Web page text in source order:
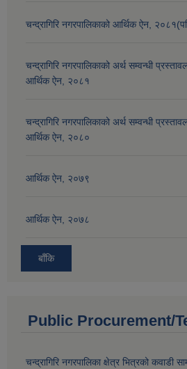
चन्द्रागिरि नगरपालिकाको आर्थिक ऐन,
चन्द्रागिरि नगरपालिकाको अर्थ सम्वन्धी
आर्थिक ऐन, २०८१
चन्द्रागिरि नगरपालिकाको अर्थ सम्वन्धी
आर्थिक ऐन, २०८०
आर्थिक ऐन, २०७९
आर्थिक ऐन, २०७८
बाँकि
Public Procurement/
चन्द्रागिरि नगरपालिका क्षेत्र भित्रको कवाडी